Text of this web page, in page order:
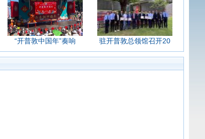
“开普敦中国年”奏响 驻开普敦总领馆召开20